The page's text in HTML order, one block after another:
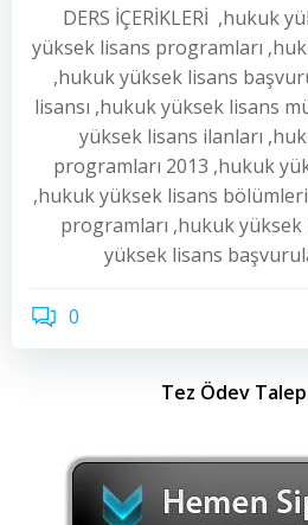
DERS İÇERİKLERİ ,hukuk
yüksek lisans programları
,hukuk yüksek lisans
lisansı ,hukuk yüksek lisans
yüksek lisans ilanları
programları 2013 ,hukuk
,hukuk yüksek lisans
programları ,hukuk
yüksek lisans
0
Tez Ödev